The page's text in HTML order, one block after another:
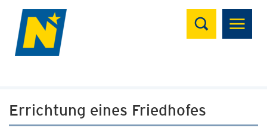
Suchen
Errichtung eines Friedhofes